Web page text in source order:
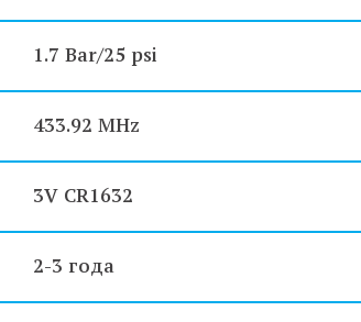
1.7 Bar/25 psi
433.92 MHz
3V CR1632
2-3 года